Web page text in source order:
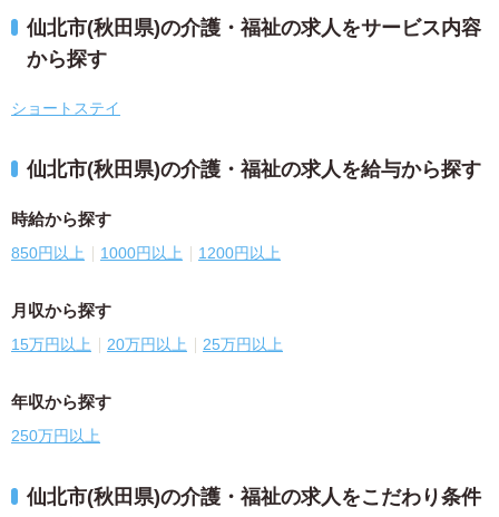
仙北市(秋田県)の介護・福祉の求人をサービス内容
から探す
ショートステイ
仙北市(秋田県)の介護・福祉の求人を給与から探す
時給から探す
850円以上 1000円以上 1200円以上
月収から探す
15万円以上 20万円以上 25万円以上
年収から探す
250万円以上
仙北市(秋田県)の介護・福祉の求人をこだわり条件